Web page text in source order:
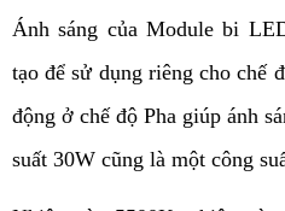
Ánh sáng của Module bi
tạo để sử dụng riêng cho chế
động ở chế độ Pha giúp ánh
suất 30W cũng là một công